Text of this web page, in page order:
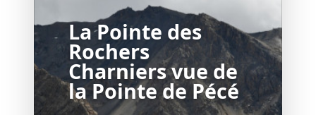
La Pointe des
Rochers
Charniers vue de
la Pointe de Pécé